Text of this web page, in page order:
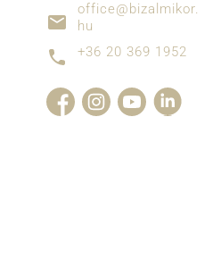
office@bizalmikor.
hu
+36 20 369 1952